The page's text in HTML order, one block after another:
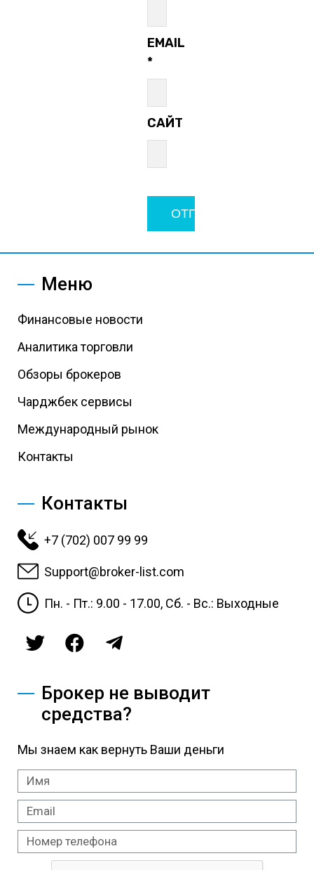
EMAIL
*
САЙТ
Меню
Финансовые новости
Аналитика торговли
Обзоры брокеров
Чарджбек сервисы
Международный рынок
Контакты
Контакты
+7 (702) 007 99 99
Support@broker-list.com
Пн. - Пт.: 9.00 - 17.00, Сб. - Вс.: Выходные
Брокер не выводит
средства?
Мы знаем как вернуть Ваши деньги